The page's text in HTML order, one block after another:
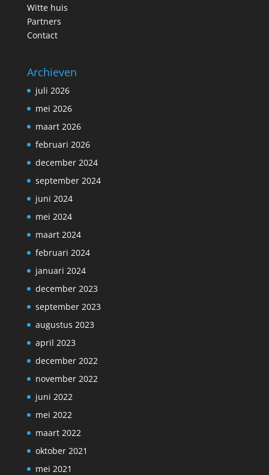
Witte huis
Partners
Contact
Archieven
juli 2026
mei 2026
maart 2026
februari 2026
december 2024
september 2024
juni 2024
mei 2024
maart 2024
februari 2024
januari 2024
december 2023
september 2023
augustus 2023
april 2023
december 2022
november 2022
juni 2022
mei 2022
maart 2022
oktober 2021
mei 2021